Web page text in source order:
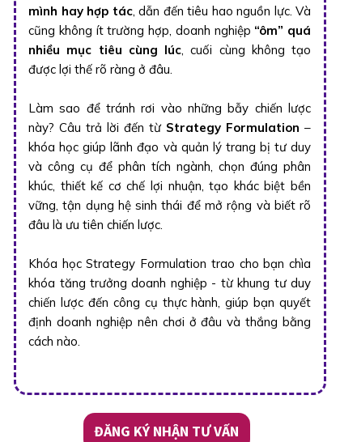
mình hay hợp tác, dẫn đến tiêu hao nguồn lực. Và
cũng không ít trường hợp, doanh nghiệp “ôm” quá
nhiều mục tiêu cùng lúc, cuối cùng không tạo
được lợi thế rõ ràng ở đâu.
Làm sao để tránh rơi vào những bẫy chiến lược
này? Câu trả lời đến từ Strategy Formulation –
khóa học giúp lãnh đạo và quản lý trang bị tư duy
và công cụ để phân tích ngành, chọn đúng phân
khúc, thiết kế cơ chế lợi nhuận, tạo khác biệt bền
vững, tận dụng hệ sinh thái để mở rộng và biết rõ
đâu là ưu tiên chiến lược.
Khóa học Strategy Formulation trao cho bạn chìa
khóa tăng trưởng doanh nghiệp - từ khung tư duy
chiến lược đến công cụ thực hành, giúp bạn quyết
định doanh nghiệp nên chơi ở đâu và thắng bằng
cách nào.
ĐĂNG KÝ NHẬN TƯ VẤN